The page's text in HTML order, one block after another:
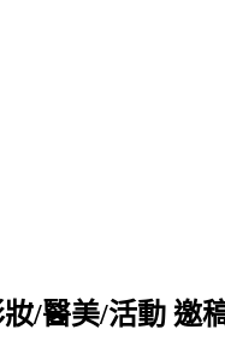
/醫美/活動 邀